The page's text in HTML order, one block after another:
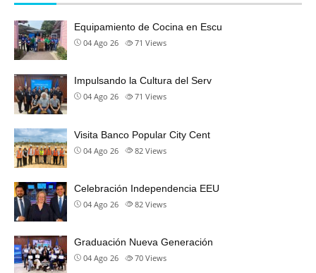
Equipamiento de Cocina en Escu
04 Ago 26 71 Views
Impulsando la Cultura del Serv
04 Ago 26 71 Views
Visita Banco Popular City Cent
04 Ago 26 82 Views
Celebración Independencia EEU
04 Ago 26 82 Views
Graduación Nueva Generación
04 Ago 26 70 Views